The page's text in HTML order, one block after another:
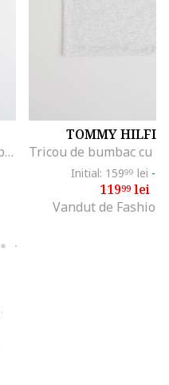
Tricou crop cu text brodat, Albastru ultramarin/Alb optic
TOMMY
Initial: 15999 lei -
11999lei
Vandut de Fashion